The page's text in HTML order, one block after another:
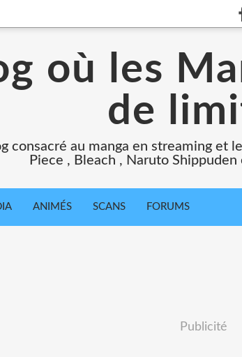
où les
de
consacré au manga en streaming et
Piece , Bleach , Naruto
ANIMÉS SCANS FORUMS
Publicité